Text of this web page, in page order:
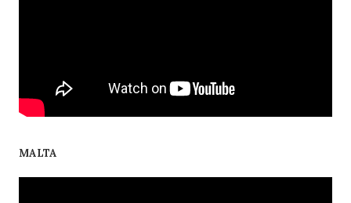
MALTA